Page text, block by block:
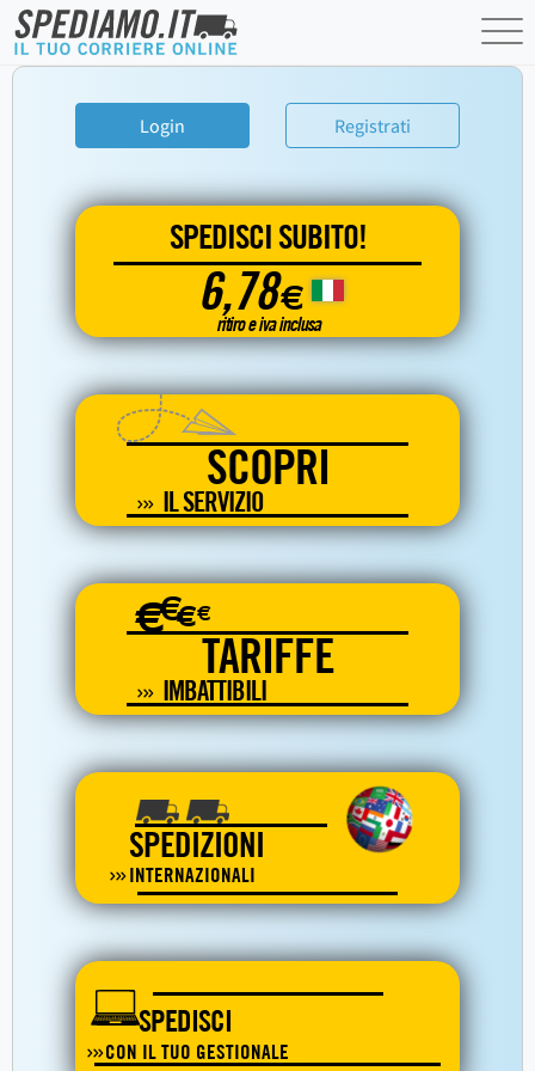
Login Registrati
SPEDISCI SUBITO!
6,78€
ritiro e iva inclusa
SCOPRI
IL SERVIZIO
€€€€
TARIFFE
IMBATTIBILI
SPEDIZIONI
INTERNAZIONALI
SPEDISCI
CON IL TUO GESTIONALE